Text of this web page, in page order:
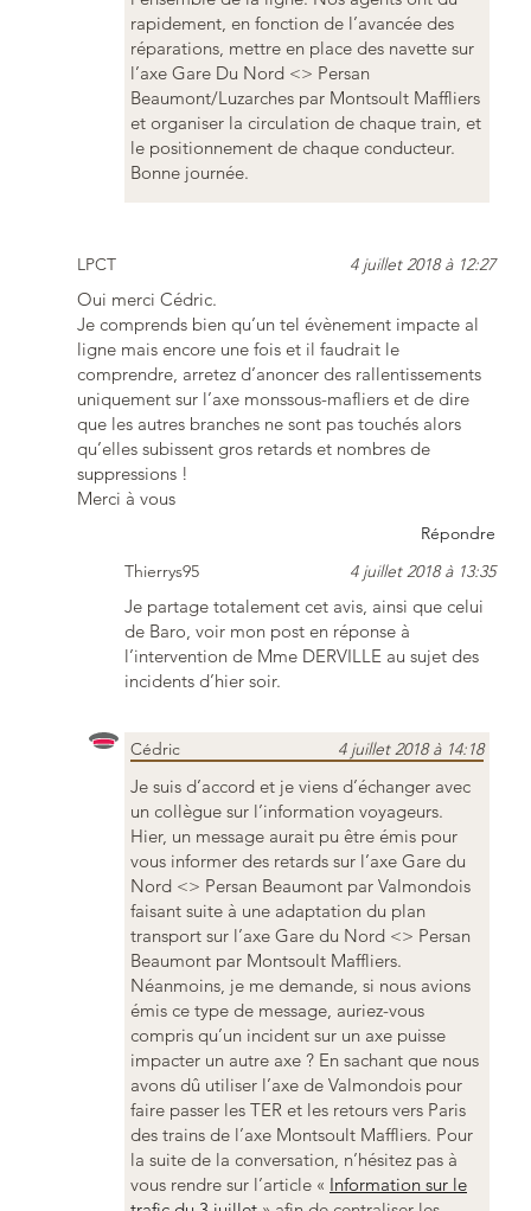
rapidement, en fonction de l’avancée des
réparations, mettre en place des navette sur
l’axe Gare Du Nord <> Persan
Beaumont/Luzarches par Montsoult Maffliers
et organiser la circulation de chaque train, et
le positionnement de chaque conducteur.
Bonne journée.
LPCT 4 juillet 2018 à 12:27
Oui merci Cédric.
Je comprends bien qu’un tel évènement impacte al
ligne mais encore une fois et il faudrait le
comprendre, arretez d’anoncer des rallentissements
uniquement sur l’axe monssous-mafliers et de dire
que les autres branches ne sont pas touchés alors
qu’elles subissent gros retards et nombres de
suppressions !
Merci à vous
Répondre
Thierrys95
4 juillet 2018 à 13:35
Je partage totalement cet avis, ainsi que celui
de Baro, voir mon post en réponse à
l’intervention de Mme DERVILLE au sujet des
incidents d’hier soir.
Cédric 4 juillet 2018 à 14:18
Je suis d’accord et je viens d’échanger avec
un collègue sur l’information voyageurs.
Hier, un message aurait pu être émis pour
vous informer des retards sur l’axe Gare du
Nord <> Persan Beaumont par Valmondois
faisant suite à une adaptation du plan
transport sur l’axe Gare du Nord <> Persan
Beaumont par Montsoult Maffliers.
Néanmoins, je me demande, si nous avions
émis ce type de message, auriez-vous
compris qu’un incident sur un axe puisse
impacter un autre axe ? En sachant que nous
avons dû utiliser l’axe de Valmondois pour
faire passer les TER et les retours vers Paris
des trains de l’axe Montsoult Maffliers. Pour
la suite de la conversation, n’hésitez pas à
vous rendre sur l’article « Information sur le